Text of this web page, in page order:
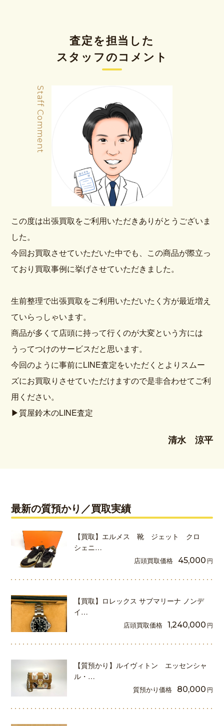
査定を担当した
スタッフのコメント
Staff Comment
この度は出張買取をご利用いただきありがとうございま
した。
今回お買取させていただいた中でも、この商品が際立っ
ており買取事例に挙げさせていただきました。
生前整理で出張買取をご利用いただいたく方が最近増え
ていらっしゃいます。
商品が多くて店頭に持って行くのが大変という方には
うってつけのサービスだと思います。
今回のように事前にLINE査定をいただくとよりスムー
ズにお買取りさせていただけますので是非合わせてご利
用ください。
▶質屋鈴木のLINE査定
清水 涼平
最新の質預かり／買取実績
【買取】エルメス 靴 ジェット クロ
シェニ…
店頭買取価格 45,000 円
【買取】ロレックス サブマリーナ ノンデ
イ…
店頭買取価格 1,240,000 円
【質預かり】ルイヴィトン エッセンシャ
ル・…
質預かり価格 80,000 円